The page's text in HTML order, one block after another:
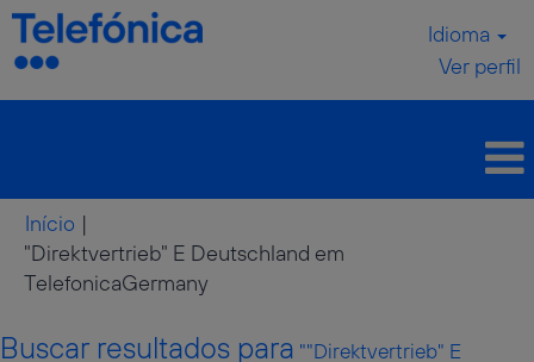
Idioma
Ver perfil
Início |
"Direktvertrieb" E Deutschland em
TelefonicaGermany
Buscar resultados para ""Direktvertrieb" E